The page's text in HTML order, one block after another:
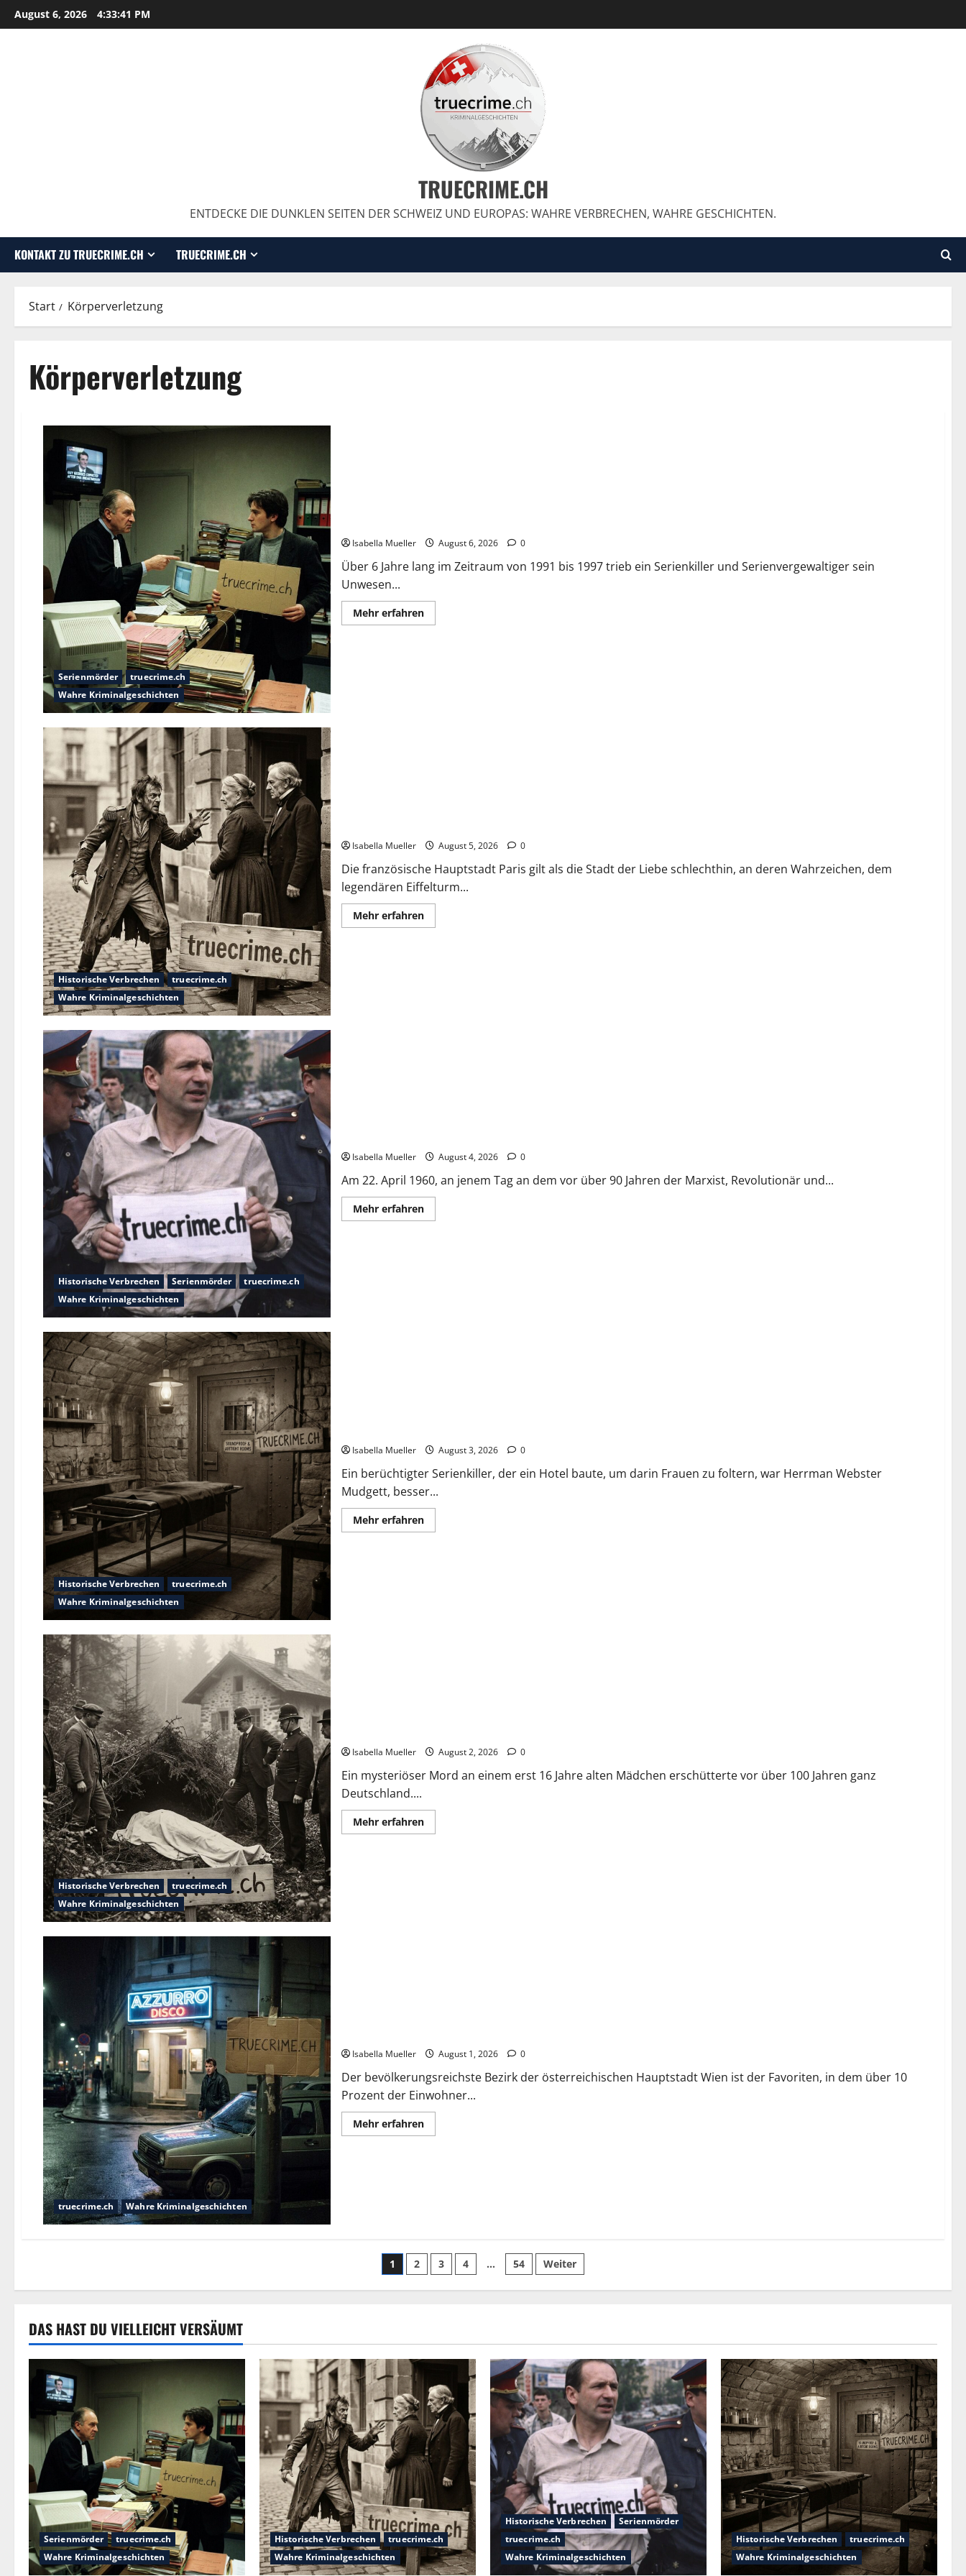
August 6, 2026 4:33:42 PM
TRUECRIME.CH
ENTDECKE DIE DUNKLEN SEITEN DER SCHWEIZ UND EUROPAS: WAHRE VERBRECHEN, WAHRE GESCHICHTEN.
KONTAKT ZU TRUECRIME.CH TRUECRIME.CH
Start Körperverletzung
Körperverletzung
Serienmörder
truecrime.ch
Wahre Kriminalgeschichten
Isabella Mueller August 6, 2026 0
Über 6 Jahre lang im Zeitraum von 1991 bis 1997 trieb ein Serienkiller und Serienvergewaltiger sein
Unwesen...
Mehr erfahren
Historische Verbrechen
truecrime.ch
Wahre Kriminalgeschichten
Isabella Mueller August 5, 2026 0
Die französische Hauptstadt Paris gilt als die Stadt der Liebe schlechthin, an deren Wahrzeichen, dem
legendären Eiffelturm...
Mehr erfahren
Historische Verbrechen Serienmörder
truecrime.ch
Wahre Kriminalgeschichten
Isabella Mueller August 4, 2026 0
Am 22. April 1960, an jenem Tag an dem vor über 90 Jahren der Marxist, Revolutionär und...
Mehr erfahren
Historische Verbrechen
truecrime.ch
Wahre Kriminalgeschichten
Isabella Mueller August 3, 2026 0
Ein berüchtigter Serienkiller, der ein Hotel baute, um darin Frauen zu foltern, war Herrman Webster
Mudgett, besser...
Mehr erfahren
Historische Verbrechen
truecrime.ch
Wahre Kriminalgeschichten
Isabella Mueller August 2, 2026 0
Ein mysteriöser Mord an einem erst 16 Jahre alten Mädchen erschütterte vor über 100 Jahren ganz
Deutschland....
Mehr erfahren
truecrime.ch Wahre Kriminalgeschichten
Isabella Mueller August 1, 2026 0
Der bevölkerungsreichste Bezirk der österreichischen Hauptstadt Wien ist der Favoriten, in dem über 10
Prozent der Einwohner...
Mehr erfahren
1 2 3 4 … 54 Weiter
DAS HAST DU VIELLEICHT VERSÄUMT
Serienmörder
truecrime.ch
Wahre Kriminalgeschichten
Historische Verbrechen
truecrime.ch
Wahre Kriminalgeschichten
Historische Verbrechen
Serienmörder
truecrime.ch
Wahre Kriminalgeschichten
Historische Verbrechen
truecrime.ch
Wahre Kriminalgeschichten